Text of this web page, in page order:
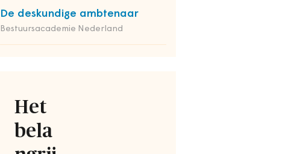
De deskundige ambtenaar
Bestuursacademie Nederland
Het
bela